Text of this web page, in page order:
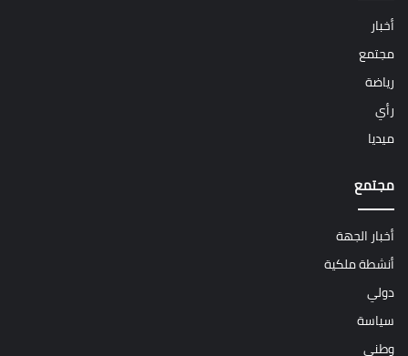
أخبار
مجتمع
رياضة
رأي
ميديا
مجتمع
أخبار الجهة
أنشطة ملكية
دولي
سياسة
وطني